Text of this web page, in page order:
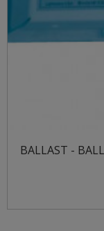
BALLAST -